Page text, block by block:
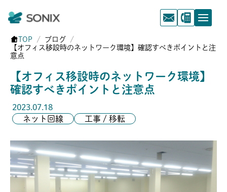
TOP
ブログ
【オフィス移設時のネットワーク環境】確認すべきポイントと注
意点
【オフィス移設時のネットワーク環境】
確認すべきポイントと注意点
2023.07.18
ネット回線
工事 / 移転